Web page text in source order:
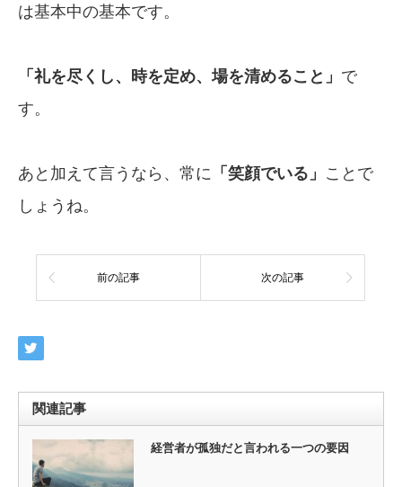
は基本中の基本です。
「礼を尽くし、時を定め、場を清めること」 で
す。
あと加えて言うなら、常に 「笑顔でいる」 ことで
しょうね。
前の記事 次の記事
関連記事
経営者が孤独だと言われる一つの要因